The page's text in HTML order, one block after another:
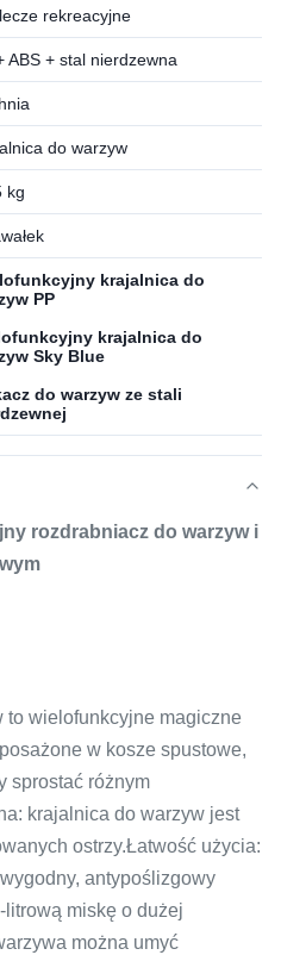
rekreacyjne
ABS + stal nierdzewna
do warzyw
kg
krajalnica do
PP
krajalnica do
Sky Blue
do warzyw ze stali
rozdrabniacz do warzyw i
to wielofunkcyjne magiczne
w kosze spustowe,
sprostać różnym
krajalnica do warzyw jest
ostrzy.Łatwość użycia:
antypoślizgowy
litrową miskę o dużej
można umyć